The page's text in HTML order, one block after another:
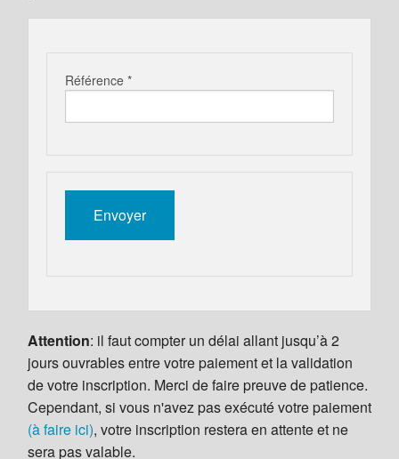
Référence *
Attention: il faut compter un délai allant jusqu’à 2
jours ouvrables entre votre paiement et la validation
de votre inscription. Merci de faire preuve de patience.
Cependant, si vous n'avez pas exécuté votre paiement
(à faire ici), votre inscription restera en attente et ne
sera pas valable.